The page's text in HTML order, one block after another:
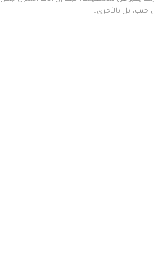
بل بالأحرى…